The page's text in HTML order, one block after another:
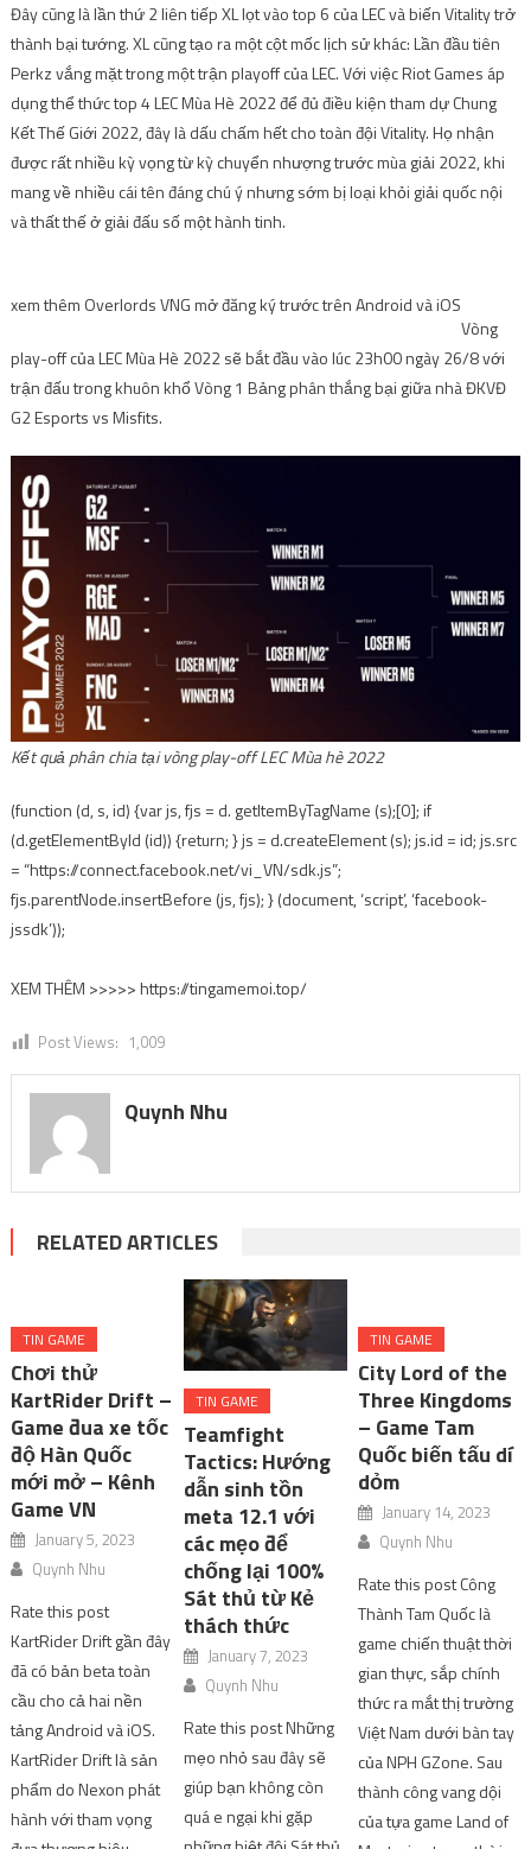
Đây cũng là lần thứ 2 liên tiếp XL lọt vào top 6 của LEC và biến Vitality trở
thành bại tướng. XL cũng tạo ra một cột mốc lịch sử khác: Lần đầu tiên
Perkz vắng mặt trong một trận playoff của LEC. Với việc Riot Games áp
dụng thể thức top 4 LEC Mùa Hè 2022 để đủ điều kiện tham dự Chung
Kết Thế Giới 2022, đây là dấu chấm hết cho toàn đội Vitality. Họ nhận
được rất nhiều kỳ vọng từ kỳ chuyển nhượng trước mùa giải 2022, khi
mang về nhiều cái tên đáng chú ý nhưng sớm bị loại khỏi giải quốc nội
và thất thế ở giải đấu số một hành tinh.
xem thêm Overlords VNG mở đăng ký trước trên Android và iOS
Vòng
play-off của LEC Mùa Hè 2022 sẽ bắt đầu vào lúc 23h00 ngày 26/8 với
trận đấu trong khuôn khổ Vòng 1 Bảng phân thắng bại giữa nhà ĐKVĐ
G2 Esports vs Misfits.
Kết quả phân chia tại vòng play-off LEC Mùa hè 2022
(function (d, s, id) {var js, fjs = d. getItemByTagName (s);[0]; if
(d.getElementById (id)) {return; } js = d.createElement (s); js.id = id; js.src
= “https://connect.facebook.net/vi_VN/sdk.js”;
fjs.parentNode.insertBefore (js, fjs); } (document, ‘script’, ‘facebook-
jssdk’));
XEM THÊM >>>>> https://tingamemoi.top/
Post Views: 1,009
Quynh Nhu
RELATED ARTICLES
TIN GAME
Chơi thử
KartRider Drift –
Game đua xe tốc
độ Hàn Quốc
mới mở – Kênh
Game VN
January 5, 2023
Quynh Nhu
Rate this post
KartRider Drift gần đây
đã có bản beta toàn
cầu cho cả hai nền
tảng Android và iOS.
KartRider Drift là sản
phẩm do Nexon phát
hành với tham vọng
TIN GAME
Teamfight
Tactics: Hướng
dẫn sinh tồn
meta 12.1 với
các mẹo để
chống lại 100%
Sát thủ từ Kẻ
thách thức
January 7, 2023
Quynh Nhu
Rate this post Những
mẹo nhỏ sau đây sẽ
giúp bạn không còn
quá e ngại khi gặp
TIN GAME
City Lord of the
Three Kingdoms
– Game Tam
Quốc biến tấu dí
dỏm
January 14, 2023
Quynh Nhu
Rate this post Công
Thành Tam Quốc là
game chiến thuật thời
gian thực, sắp chính
thức ra mắt thị trường
Việt Nam dưới bàn tay
của NPH GZone. Sau
thành công vang dội
của tựa game Land of